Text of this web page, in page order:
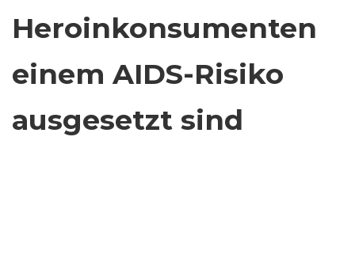
Heroinkonsumenten
einem AIDS-Risiko
ausgesetzt sind